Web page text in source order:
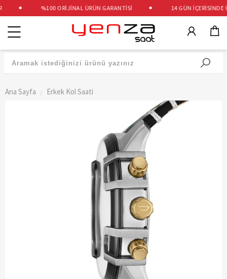
%100 ORİJİNAL ÜRÜN GARANTİSİ 14 GÜN İÇERİSİNDE
Kategoriler
Ana Sayfa Erkek Kol Saati